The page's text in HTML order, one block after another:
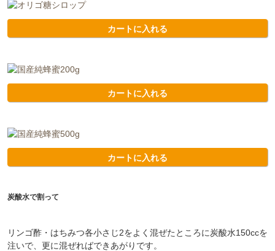
カートに入れる
カートに入れる
カートに入れる
炭酸水で割って
リンゴ酢・はちみつ各小さじ2をよく混ぜたところに炭酸水150ccを
注いで、更に混ぜればできあがりです。